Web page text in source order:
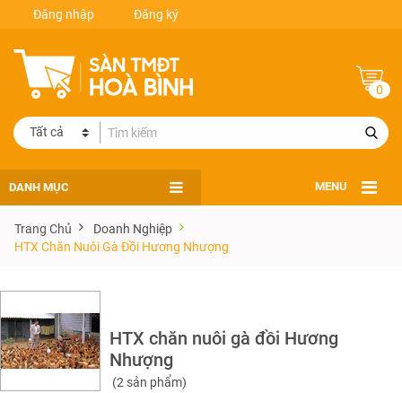
Đăng nhập Đăng ký
0
DANH MỤC MENU
Trang Chủ
Doanh Nghiệp
HTX Chăn Nuôi Gà Đồi Hương Nhượng
HTX chăn nuôi gà đồi Hương
Nhượng
(2 sản phẩm)